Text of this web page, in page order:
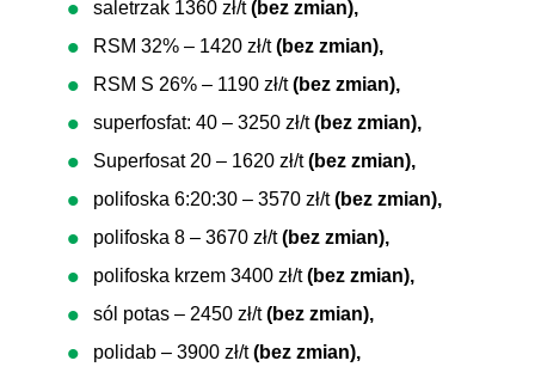
saletrzak 1360 zł/t(bez zmian),
RSM 32% – 1420 zł/t(bez zmian),
RSM S 26% – 1190 zł/t(bez zmian),
superfosfat: 40 – 3250 zł/t(bez zmian),
Superfosat 20 – 1620 zł/t(bez zmian),
polifoska 6:20:30 – 3570 zł/t(bez zmian),
polifoska 8 – 3670 zł/t(bez zmian),
polifoska krzem 3400 zł/t(bez zmian),
sól potas – 2450 zł/t(bez zmian),
polidab – 3900 zł/t(bez zmian),